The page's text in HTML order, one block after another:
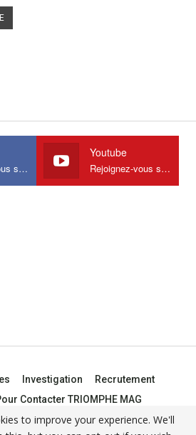
Rejoignez-nous sur Facebook
Youtube
Rejoignez-vous sur Youtube
Investigation
Recrutement
Contacter TRIOMPHE MAG
to improve your experience. We'll